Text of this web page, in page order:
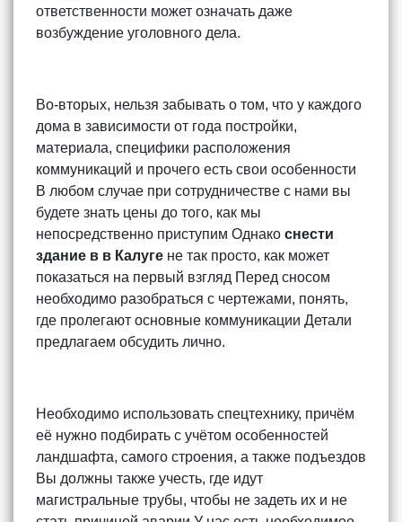
ответственности может означать даже
возбуждение уголовного дела.
Во-вторых, нельзя забывать о том, что у каждого
дома в зависимости от года постройки,
материала, специфики расположения
коммуникаций и прочего есть свои особенности
В любом случае при сотрудничестве с нами вы
будете знать цены до того, как мы
непосредственно приступим Однако снести
здание в в Калуге не так просто, как может
показаться на первый взгляд Перед сносом
необходимо разобраться с чертежами, понять,
где пролегают основные коммуникации Детали
предлагаем обсудить лично.
Необходимо использовать спецтехнику, причём
её нужно подбирать с учётом особенностей
ландшафта, самого строения, а также подъездов
Вы должны также учесть, где идут
магистральные трубы, чтобы не задеть их и не